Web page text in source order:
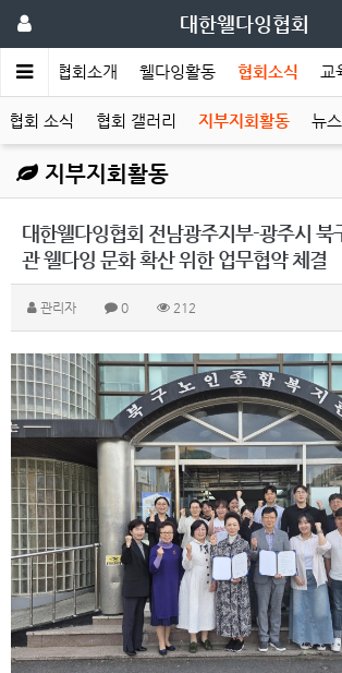
대한웰다잉협회
메인 협회소개 웰다잉활동 협회소식 교
협회 소식 협회 갤러리 지부지회활동 뉴
지부지회활동
대한웰다잉협회 전남광주지부-광주시 북
관 웰다잉 문화 확산 위한 업무협약 체결
관리자 0 212